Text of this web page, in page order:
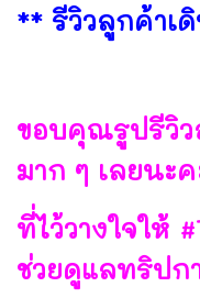
** รีวิวลูกค้า
ขอบคุณรูปรีวิว
มาก ๆ เลยนะค
ที่ไว้วางใจให้
ช่วยดูแลทริปก